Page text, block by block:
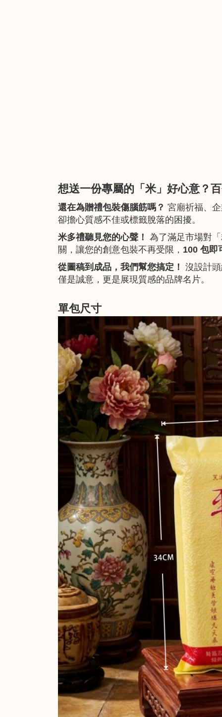
想送一份專屬的「米」好心意？
還在為贈禮包裝傷腦筋嗎？ 宮廟祈福、
卻擔心質感不佳或標籤脫落的困擾。
米多禮聽見您的心聲！ 為了滿足市場對
關，讓您的創意包裝不再受限， 100 包即
從圖稿到成品，我們幫您搞定！ 沒設計
僅是誠意，更是展現質感的品牌名片。
單包尺寸